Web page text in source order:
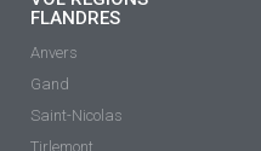
FLANDRES
Anvers
Gand
Saint-Nicolas
Tirlemont